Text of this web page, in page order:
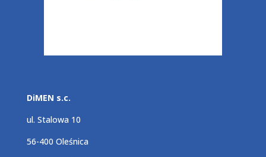
DiMEN s.c.
ul. Stalowa 10
56-400 Oleśnica